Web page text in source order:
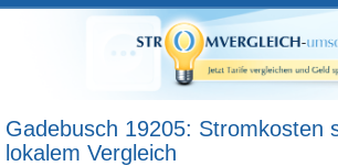
Gadebusch 19205: Stromkosten
lokalem Vergleich